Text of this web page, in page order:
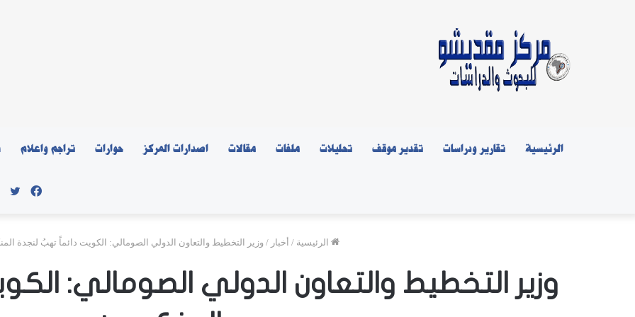
الرئيسية تقارير ودراسات تقدير موقف تحليلات ملفات مقالات اصدارات المركز حوارات تراجم واعلام
الرئيسية / أخبار / وزير التخطيط والتعاون الدولي الصومالي: الكويت دائماً تهبُ لنجدة
وزير التخطيط والتعاون الدولي الصومالي: